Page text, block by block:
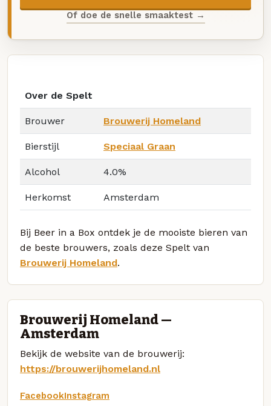
Of doe de snelle smaaktest →
Over de Spelt
Brouwer Brouwerij Homeland
Bierstijl Speciaal Graan
Alcohol 4.0%
Herkomst Amsterdam
Bij Beer in a Box ontdek je de mooiste bieren van
de beste brouwers, zoals deze Spelt van
Brouwerij Homeland.
Brouwerij Homeland —
Amsterdam
Bekijk de website van de brouwerij:
https://brouwerijhomeland.nl
FacebookInstagram